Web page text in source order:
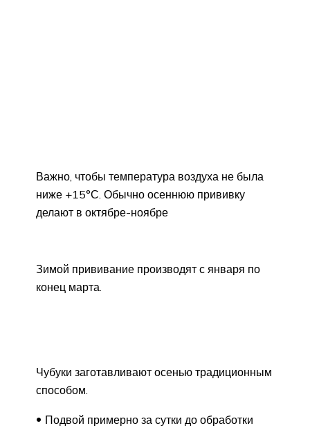
Важно, чтобы температура воздуха не была
ниже +15°С. Обычно осеннюю прививку
делают в октябре-ноябре
Зимой прививание производят с января по
конец марта.
Чубуки заготавливают осенью традиционным
способом.
Подвой примерно за сутки до обработки